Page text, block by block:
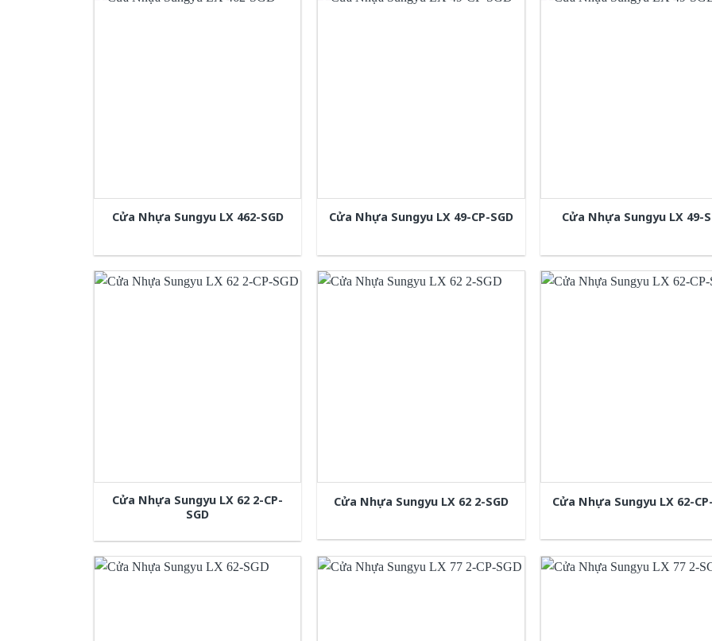
Cửa Nhựa Sungyu LX 462-SGD Cửa Nhựa Sungyu LX 49-CP-SGD Cửa Nhựa Sungyu LX 49-
Cửa Nhựa Sungyu LX 62 2-CP-
SGD
Cửa Nhựa Sungyu LX 62 2-SGD Cửa Nhựa Sungyu LX 62-